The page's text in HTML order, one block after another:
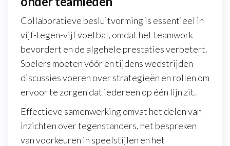
Collaboratieve besluitvorming is essentieel in
vijf-tegen-vijf voetbal, omdat het teamwork
bevordert en de algehele prestaties verbetert.
Spelers moeten vóór en tijdens wedstrijden
discussies voeren over strategieën en rollen om
ervoor te zorgen dat iedereen op één lijn zit.
Effectieve samenwerking omvat het delen van
inzichten over tegenstanders, het bespreken
van voorkeuren in speelstijlen en het